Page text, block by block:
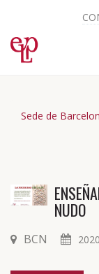
Sede de
NUDO
BCN